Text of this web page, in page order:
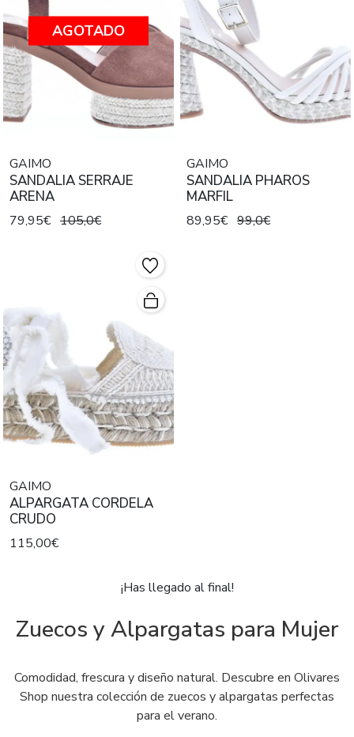
AGOTADO
GAIMO
SANDALIA SERRAJE
ARENA
79,95€ 105,0€
GAIMO
SANDALIA PHAROS
MARFIL
89,95€ 99,0€
GAIMO
ALPARGATA CORDELA
CRUDO
115,00€
¡Has llegado al final!
Zuecos y Alpargatas para Mujer
Comodidad, frescura y diseño natural. Descubre en Olivares
Shop nuestra colección de zuecos y alpargatas perfectas
para el verano.